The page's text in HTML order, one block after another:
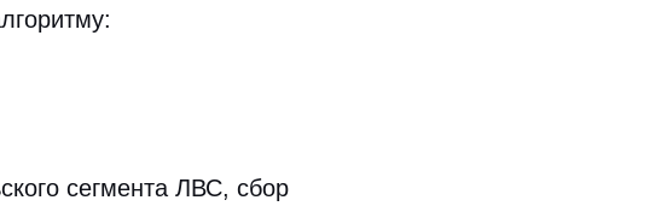
сегмента ЛВС, сбор